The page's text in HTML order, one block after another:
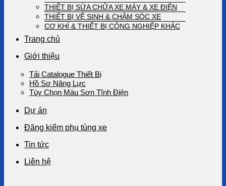
THIẾT BỊ SỬA CHỮA XE MÁY & XE ĐIỆN
THIẾT BỊ VỆ SINH & CHĂM SÓC XE
CƠ KHÍ & THIẾT BỊ CÔNG NGHIỆP KHÁC
Trang chủ
Giới thiệu
Tải Catalogue Thiết Bị
Hồ Sơ Năng Lực
Tùy Chọn Màu Sơn Tĩnh Điện
Dự án
Đăng kiểm phụ tùng xe
Tin tức
Liên hệ